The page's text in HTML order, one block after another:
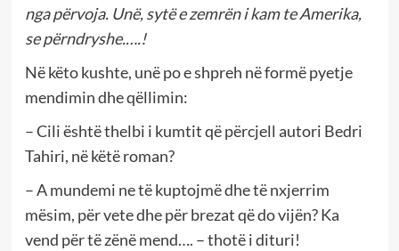
nga përvoja. Unë, sytë e zemrën i kam te Amerika,
se përndryshe.….!
Në këto kushte, unë po e shpreh në formë pyetje
mendimin dhe qëllimin:
– Cili është thelbi i kumtit që përcjell autori Bedri
Tahiri, në këtë roman?
– A mundemi ne të kuptojmë dhe të nxjerrim
mësim, për vete dhe për brezat që do vijën? Ka
vend për të zënë mend…. – thotë i dituri!